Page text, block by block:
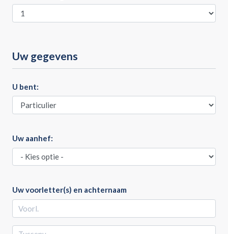
Uw gegevens
U bent:
Uw aanhef:
Uw voorletter(s) en achternaam